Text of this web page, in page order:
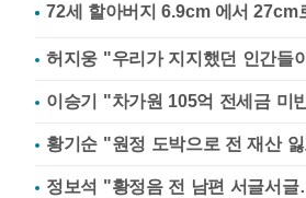
허지웅 "우리가 지지했던 인간들
이승기 "차가원 105억 전세금 미
황기순 "원정 도박으로 전 재산
정보석 "황정음 전 남편 서글서